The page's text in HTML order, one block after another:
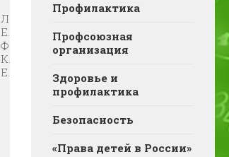
Легков
Е.А., Валетова
Ф.Р., Васильева
К.С., Аненкова
Е.В, Луцевич О.М.
Профилактика
Профсоюзная
организация
Здоровье и
профилактика
Безопасность
«Права детей в России»